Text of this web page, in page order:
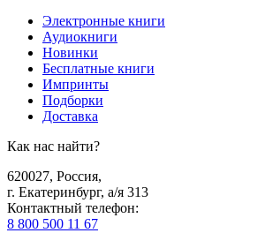
Электронные книги
Аудиокниги
Новинки
Бесплатные книги
Импринты
Подборки
Доставка
Как нас найти?
620027, Россия,
г. Екатеринбург, а/я 313
Контактный телефон:
8 800 500 11 67